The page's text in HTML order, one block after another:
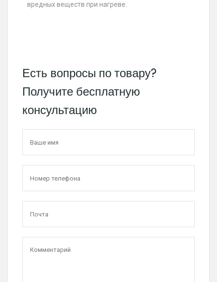
вредных веществ при нагреве.
Есть вопросы по товару?
Получите бесплатную
консультацию